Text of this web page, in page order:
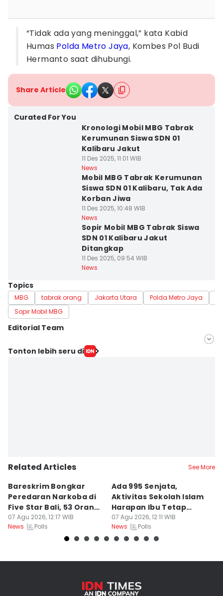
“Tidak ada yang meninggal,” kata Kabid
Humas Polda Metro Jaya, Kombes Pol Budi
Hermanto saat dihubungi.
Share Article
Curated For You
Kronologi Mobil MBG Tabrak
Kerumunan Siswa SDN 01
Kalibaru Jakut
11 Des 2025, 11:01 WIB
News
Mobil MBG Tabrak Kerumunan
Siswa SDN 01 Kalibaru, Tak Ada
Korban Jiwa
11 Des 2025, 10:48 WIB
News
Sopir Mobil MBG Tabrak Siswa
SDN 01 Kalibaru Jakut
Ditangkap
11 Des 2025, 09:54 WIB
News
Topics
MBG tabrak orang Jakarta Utara Polda Metro Jaya
Sopir Mobil MBG
Editorial Team
Editor
Tonton lebih seru di
Related Articles See More
Bareskrim Bongkar
Peredaran Narkoba di
Five Star Bali, 53 Orang
Ditangkap
07 Agu 2026, 12:17 WIB
News
Polls
Ada 995 Senjata,
Aktivitas Sekolah Islam
Harapan Ibu Tetap
Berjalan
07 Agu 2026, 12:11 WIB
News
Polls